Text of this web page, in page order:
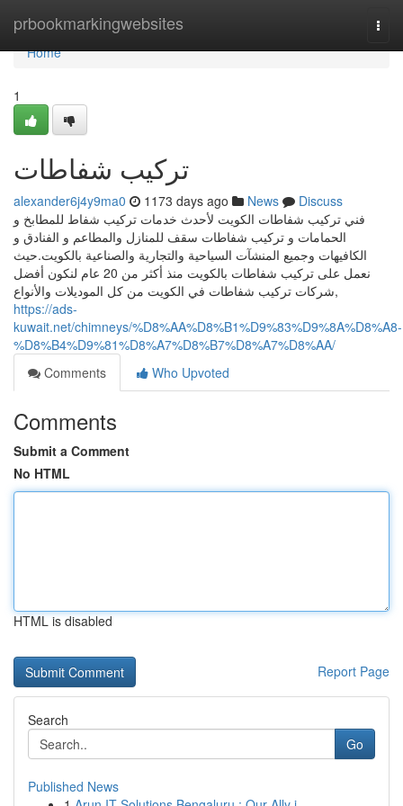
prbookmarkingwebsites
Home
Home
1
تركيب شفاطات
alexander6j4y9ma0 1173 days ago News
Discuss
فني تركيب شفاطات الكويت لأحدث خدمات تركيب شفاط للمطابخ و
الحمامات و تركيب شفاطات سقف للمنازل والمطاعم و الفنادق و
الكافيهات وجميع المنشآت السياحية والتجارية والصناعية بالكويت.حيث
نعمل على تركيب شفاطات بالكويت منذ أكثر من 20 عام لنكون أفضل
شركات تركيب شفاطات في الكويت من كل الموديلات والأنواع,
https://ads-
kuwait.net/chimneys/%D8%AA%D8%B1%D9%83%D9%8A%D8%A8-
%D8%B4%D9%81%D8%A7%D8%B7%D8%A7%D8%AA/
Comments
Who Upvoted
Comments
Submit a Comment
No HTML
HTML is disabled
Report Page
Search
Go
Published News